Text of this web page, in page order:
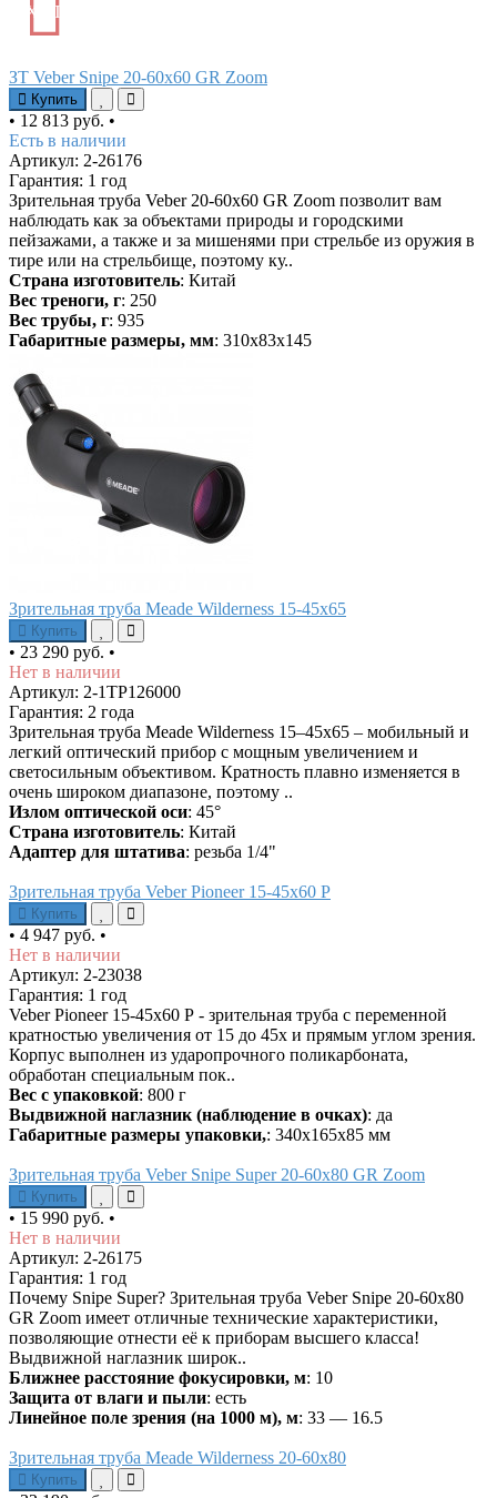
ХИТ
ЗТ Veber Snipe 20-60x60 GR Zoom
Купить
• 12 813 руб. •
Есть в наличии
Артикул: 2-26176
Гарантия: 1 год
Зрительная труба Veber 20-60х60 GR Zoom позволит вам
наблюдать как за объектами природы и городскими
пейзажами, а также и за мишенями при стрельбе из оружия в
тире или на стрельбище, поэтому ку..
Страна изготовитель: Китай
Вес треноги, г: 250
Вес трубы, г: 935
Габаритные размеры, мм: 310x83x145
Зрительная труба Meade Wilderness 15-45x65
Купить
• 23 290 руб. •
Нет в наличии
Артикул: 2-1TP126000
Гарантия: 2 года
Зрительная труба Meade Wilderness 15–45x65 – мобильный и
легкий оптический прибор с мощным увеличением и
светосильным объективом. Кратность плавно изменяется в
очень широком диапазоне, поэтому ..
Излом оптической оси: 45°
Страна изготовитель: Китай
Адаптер для штатива: резьба 1/4"
Зрительная труба Veber Pioneer 15-45x60 Р
Купить
• 4 947 руб. •
Нет в наличии
Артикул: 2-23038
Гарантия: 1 год
Veber Pioneer 15-45x60 Р - зрительная труба с переменной
кратностью увеличения от 15 до 45х и прямым углом зрения.
Корпус выполнен из ударопрочного поликарбоната,
обработан специальным пок..
Вес с упаковкой: 800 г
Выдвижной наглазник (наблюдение в очках): да
Габаритные размеры упаковки,: 340х165х85 мм
Зрительная труба Veber Snipe Super 20-60x80 GR Zoom
Купить
• 15 990 руб. •
Нет в наличии
Артикул: 2-26175
Гарантия: 1 год
Почему Snipe Super? Зрительная труба Veber Snipe 20-60x80
GR Zoom имеет отличные технические характеристики,
позволяющие отнести её к приборам высшего класса!
Выдвижной наглазник широк..
Ближнее расстояние фокусировки, м: 10
Защита от влаги и пыли: есть
Линейное поле зрения (на 1000 м), м: 33 — 16.5
Зрительная труба Meade Wilderness 20-60x80
Купить